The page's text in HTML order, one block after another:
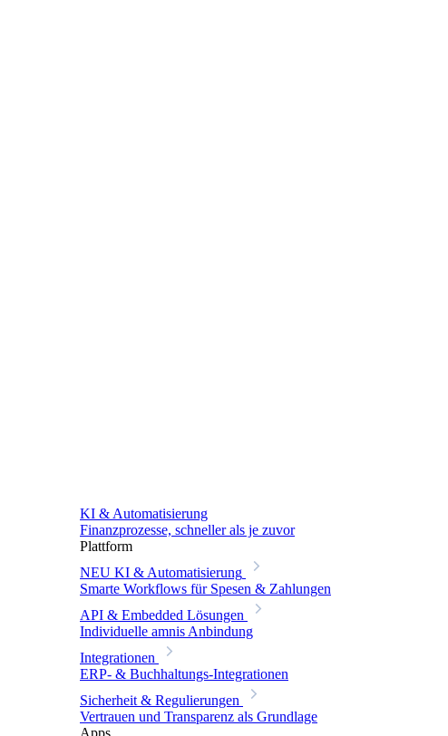
KI & Automatisierung
Finanzprozesse, schneller als je zuvor
Plattform
NEU KI & Automatisierung
Smarte Workflows für Spesen & Zahlungen
API & Embedded Lösungen
Individuelle amnis Anbindung
Integrationen
ERP- & Buchhaltungs-Integrationen
Sicherheit & Regulierungen
Vertrauen und Transparenz als Grundlage
Apps